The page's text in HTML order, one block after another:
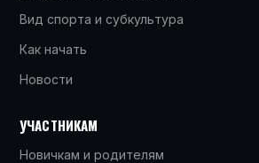
Вид спорта и субкультура
Как начать
Новости
УЧАСТНИКАМ
Новичкам и родителям